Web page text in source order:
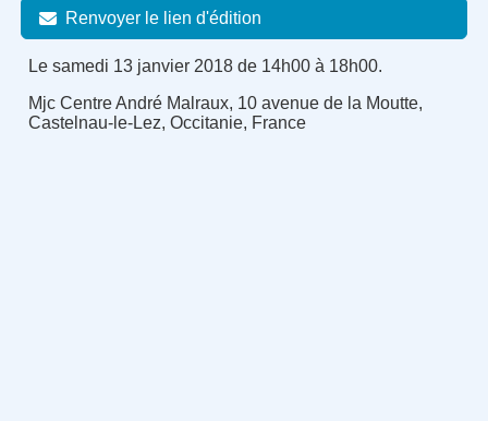
Renvoyer le lien d'édition
Le samedi 13 janvier 2018 de 14h00 à 18h00.
Mjc Centre André Malraux, 10 avenue de la Moutte,
Castelnau-le-Lez, Occitanie, France